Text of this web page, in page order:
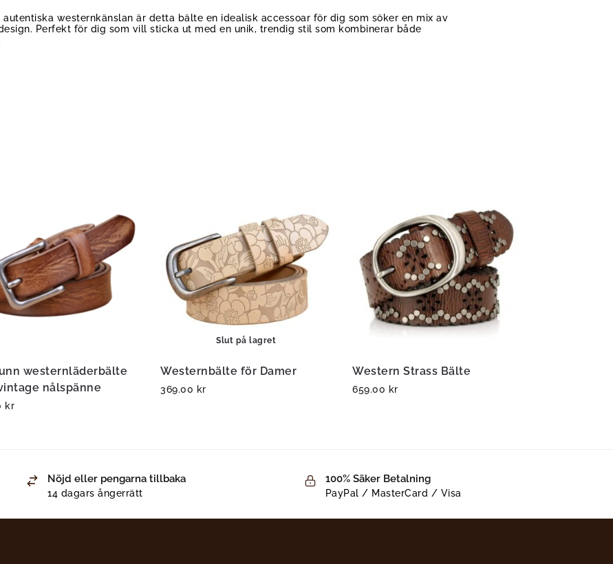
westernkänslan är detta bälte en idealisk accessoar för dig som söker en mix av
Perfekt för dig som vill sticka ut med en unik, trendig stil som kombinerar både
westernläderbälte
nålspänne
kr
Slut på lagret
Westernbälte för Damer
369.00 kr
Western Strass Bälte
659.00 kr
Nöjd eller pengarna tillbaka
14 dagars ångerrätt
100% Säker Betalning
PayPal / MasterCard / Visa